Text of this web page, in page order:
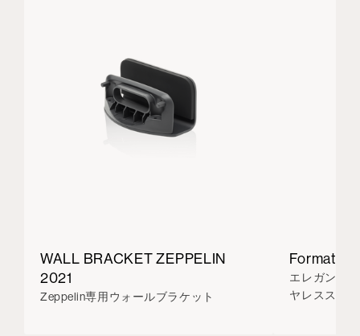
WALL BRACKET ZEPPELIN
2021
Zeppelin専用ウォールブラケット
エレガント
ヤレススピ